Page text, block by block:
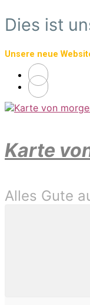
Zum
Hauptinhalt
Dies ist
Unsere neue
Karte
Alles Gute